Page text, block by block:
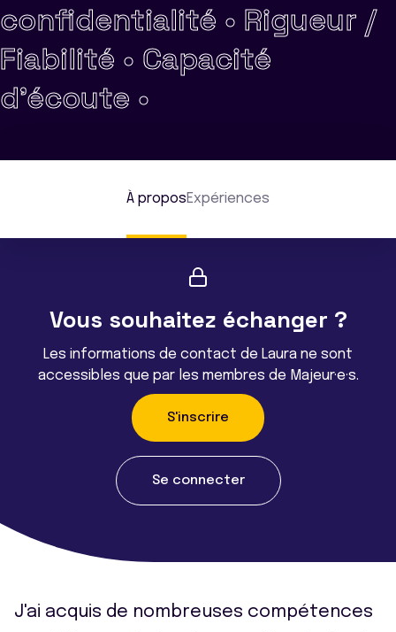
confidentialité • Rigueur /
Fiabilité • Capacité
d'écoute •
À proposExpériences
Vous souhaitez échanger ?
Les informations de contact de Laura ne sont
accessibles que par les membres de Majeur·e·s.
S'inscrire
Se connecter
J'ai acquis de nombreuses compétences